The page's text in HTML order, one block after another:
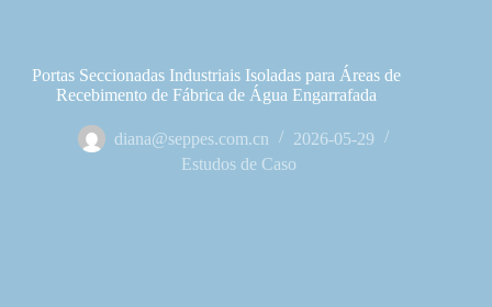
Portas Seccionadas Industriais Isoladas para Áreas de
Recebimento de Fábrica de Água Engarrafada
diana@seppes.com.cn
2026-05-29
Estudos de Caso